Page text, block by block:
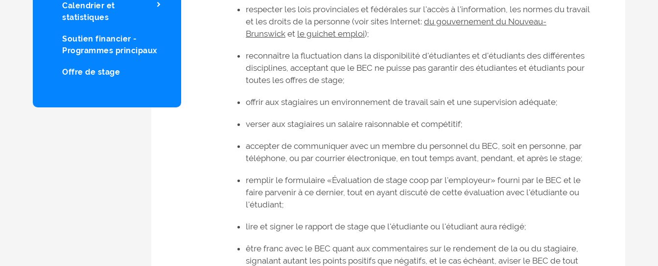
Calendrier et
statistiques
Soutien financier -
Programmes principaux
Offre de stage
respecter les lois provinciales et fédérales sur l'accès à l'information, les normes du travail
et les droits de la personne (voir sites Internet:du gouvernement du Nouveau-
Brunswick et le guichet emploi);
reconnaître la fluctuation dans la disponibilité d'étudiantes et d'étudiants des différentes
disciplines, acceptant que le BEC ne puisse pas garantir des étudiantes et étudiants pour
toutes les offres de stage;
offrir aux stagiaires un environnement de travail sain et une supervision adéquate;
verser aux stagiaires un salaire raisonnable et compétitif;
accepter de communiquer avec un membre du personnel du BEC, soit en personne, par
téléphone, ou par courrier électronique, en tout temps avant, pendant, et après le stage;
remplir le formulaire «Évaluation de stage coop par l'employeur» fourni par le BEC et le
faire parvenir à ce dernier, tout en ayant discuté de cette évaluation avec l'étudiante ou
l'étudiant;
lire et signer le rapport de stage que l'étudiante ou l'étudiant aura rédigé;
être franc avec le BEC quant aux commentaires sur le rendement de la ou du stagiaire,
signalant autant les points positifs que négatifs, et le cas échéant, aviser le BEC de tout